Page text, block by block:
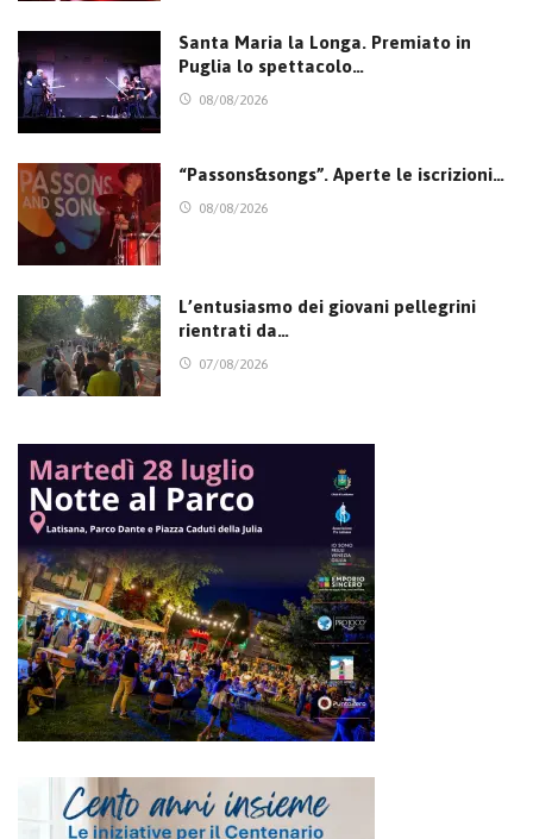
Santa Maria la Longa. Premiato in
Puglia lo spettacolo…
08/08/2026
“Passons&songs”. Aperte le iscrizioni…
08/08/2026
L’entusiasmo dei giovani pellegrini
rientrati da…
07/08/2026